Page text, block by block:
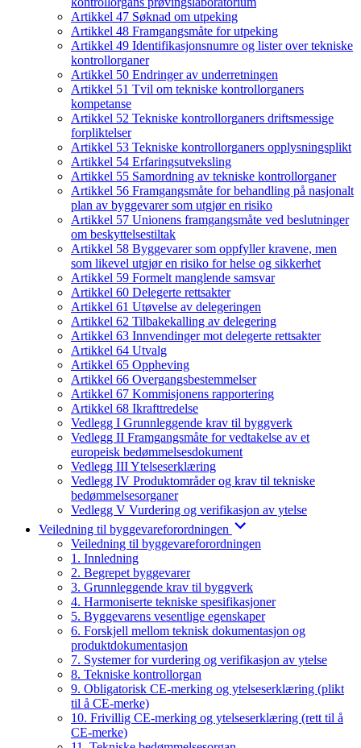
Artikkel 47 Søknad om utpeking
Artikkel 48 Framgangsmåte for utpeking
Artikkel 49 Identifikasjonsnumre og lister over tekniske
kontrollorganer
Artikkel 50 Endringer av underretningen
Artikkel 51 Tvil om tekniske kontrollorganers
kompetanse
Artikkel 52 Tekniske kontrollorganers driftsmessige
forpliktelser
Artikkel 53 Tekniske kontrollorganers opplysningsplikt
Artikkel 54 Erfaringsutveksling
Artikkel 55 Samordning av tekniske kontrollorganer
Artikkel 56 Framgangsmåte for behandling på nasjonalt
plan av byggevarer som utgjør en risiko
Artikkel 57 Unionens framgangsmåte ved beslutninger
om beskyttelsestiltak
Artikkel 58 Byggevarer som oppfyller kravene, men
som likevel utgjør en risiko for helse og sikkerhet
Artikkel 59 Formelt manglende samsvar
Artikkel 60 Delegerte rettsakter
Artikkel 61 Utøvelse av delegeringen
Artikkel 62 Tilbakekalling av delegering
Artikkel 63 Innvendinger mot delegerte rettsakter
Artikkel 64 Utvalg
Artikkel 65 Oppheving
Artikkel 66 Overgangsbestemmelser
Artikkel 67 Kommisjonens rapportering
Artikkel 68 Ikrafttredelse
Vedlegg I Grunnleggende krav til byggverk
Vedlegg II Framgangsmåte for vedtakelse av et
europeisk bedømmelsesdokument
Vedlegg III Ytelseserklæring
Vedlegg IV Produktområder og krav til tekniske
bedømmelsesorganer
Vedlegg V Vurdering og verifikasjon av ytelse
Veiledning til byggevareforordningen
Veiledning til byggevareforordningen
1. Innledning
2. Begrepet byggevarer
3. Grunnleggende krav til byggverk
4. Harmoniserte tekniske spesifikasjoner
5. Byggevarens vesentlige egenskaper
6. Forskjell mellom teknisk dokumentasjon og
produktdokumentasjon
7. Systemer for vurdering og verifikasjon av ytelse
8. Tekniske kontrollorgan
9. Obligatorisk CE-merking og ytelseserklæring (plikt
til å CE-merke)
10. Frivillig CE-merking og ytelseserklæring (rett til å
CE-merke)